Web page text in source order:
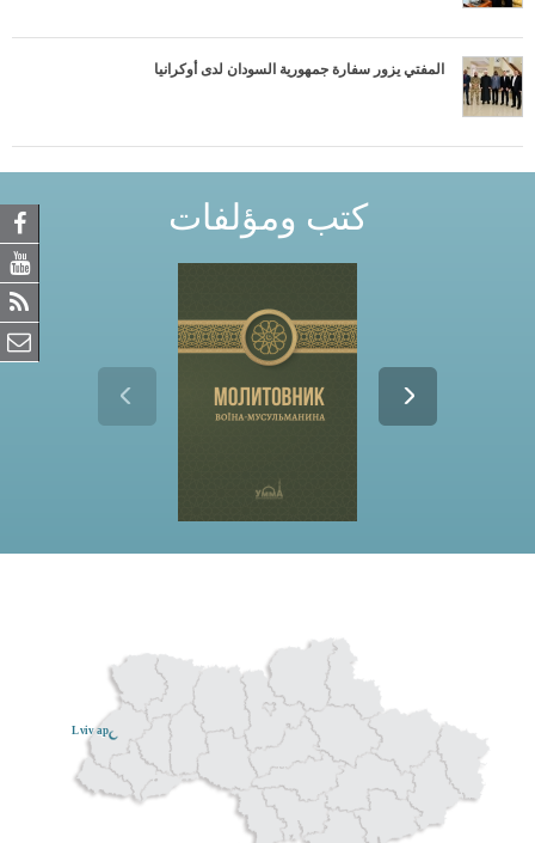
المفتي يزور سفارة جمهورية السودان لدى أوكرانيا
كتب ومؤلفات
Lviv ар